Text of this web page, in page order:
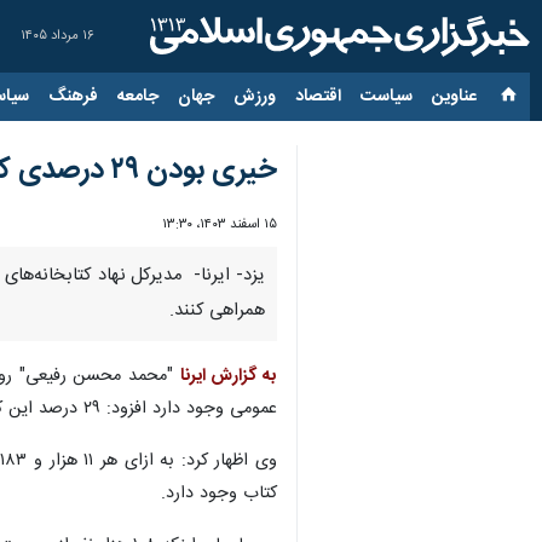
۱۶ مرداد ۱۴۰۵
عناوین‌ سیاست اقتصاد ورزش جهان جامعه فرهنگ
خیری بودن ۲۹ درصدی کتابخانه‌های یزد
۱۵ اسفند ۱۴۰۳، ۱۳:۳۰